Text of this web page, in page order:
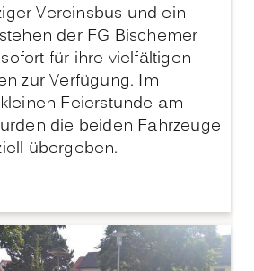
Vereinsbus und ein
der FG Bischemer
für ihre vielfältigen
zur Verfügung. Im
Feierstunde am
die beiden Fahrzeuge
übergeben.